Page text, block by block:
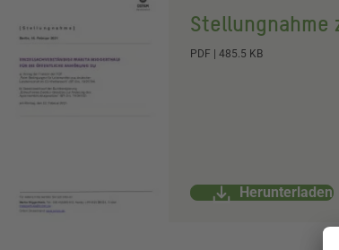
Stellungnahme
Dokument
PDF 485.5 KB
Herunterladen